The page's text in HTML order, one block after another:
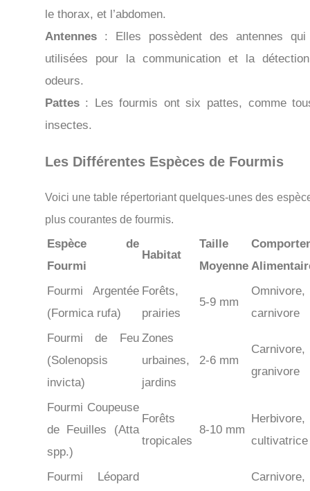
le thorax, et l’abdomen.
Antennes: Elles possèdent des antennes qui
utilisées pour la communication et la
odeurs.
Pattes: Les fourmis ont six pattes, comme
insectes.
Les Différentes Espèces de Fourmis
Voici une table répertoriant quelques-unes des
plus courantes de fourmis.
Espèce de
Fourmi
Habitat
Taille
Moyenne
Fourmi Argentée
(Formica rufa)
Forêts,
prairies
5-9 mm
Omnivore,
carnivore
Fourmi de Feu
(Solenopsis
invicta)
Zones
urbaines,
jardins
2-6 mm
Carnivore,
granivore
Fourmi Coupeuse
de Feuilles (Atta
spp.)
Forêts
tropicales
8-10 mm
Herbivore,
cultivatrice
Fourmi Léopard
Carnivore,